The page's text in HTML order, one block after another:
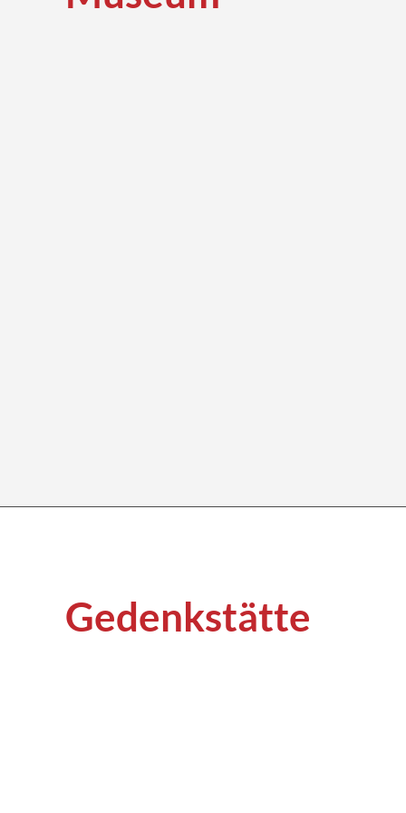
Gedenkstätte